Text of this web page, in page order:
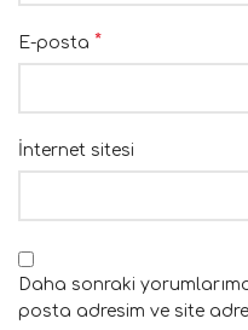
E-posta *
İnternet sitesi
Daha sonraki
posta adresim ve site